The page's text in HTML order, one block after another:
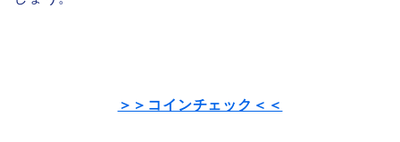
＞＞コインチェック＜＜